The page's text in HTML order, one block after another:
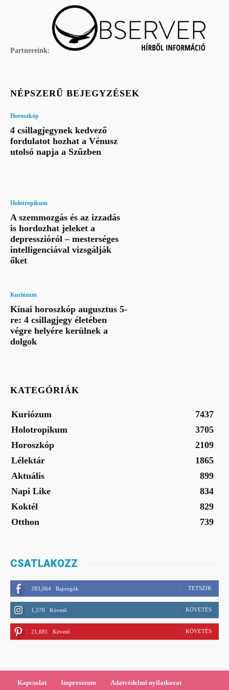
Partnereink:
NÉPSZERŰ BEJEGYZÉSEK
Horoszkóp
4 csillagjegynek kedvező
fordulatot hozhat a Vénusz
utolsó napja a Szűzben
Holotropikum
A szemmozgás és az izzadás
is hordozhat jeleket a
depresszióról – mesterséges
intelligenciával vizsgálják
őket
Kuriózum
Kínai horoszkóp augusztus 5-
re: 4 csillagjegy életében
végre helyére kerülnek a
dolgok
KATEGÓRIÁK
Kuriózum
7437
Holotropikum
3705
Horoszkóp
2109
Lélektár
1865
Aktuális
899
Napi Like
834
Koktél
829
Otthon
739
CSATLAKOZZ
283,064 Rajongók TETSZIK
1,570 Követő KÖVETÉS
21,681 Követő KÖVETÉS
Kapcsolat Impresszum Adatvédelmi nyilatkozat